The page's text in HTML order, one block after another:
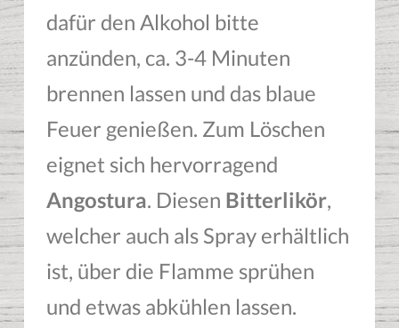
dafür den Alkohol bitte
anzünden, ca. 3-4 Minuten
brennen lassen und das blaue
Feuer genießen. Zum Löschen
eignet sich hervorragend
Angostura. Diesen Bitterlikör,
welcher auch als Spray erhältlich
ist, über die Flamme sprühen
und etwas abkühlen lassen.